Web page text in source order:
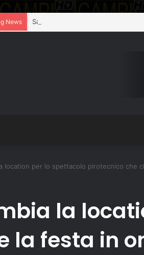
News
location per lo spettacolo pirotecnico che
la
la festa in